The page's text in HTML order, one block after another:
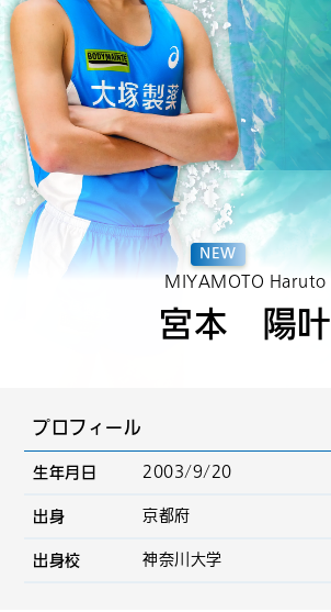
NEW
MIYAMOTO Haruto
宮本 陽叶
プロフィール
生年月日
2003/9/20
出身
京都府
出身校
神奈川大学